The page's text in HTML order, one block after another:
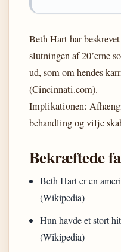
Beth Hart har
slutningen af 20’erne
ud, som om hendes
(Cincinnati.com).
Implikationen:
behandling og vilje
Bekræftede
Beth Hart er en
(Wikipedia)
Hun havde et stort
(Wikipedia)